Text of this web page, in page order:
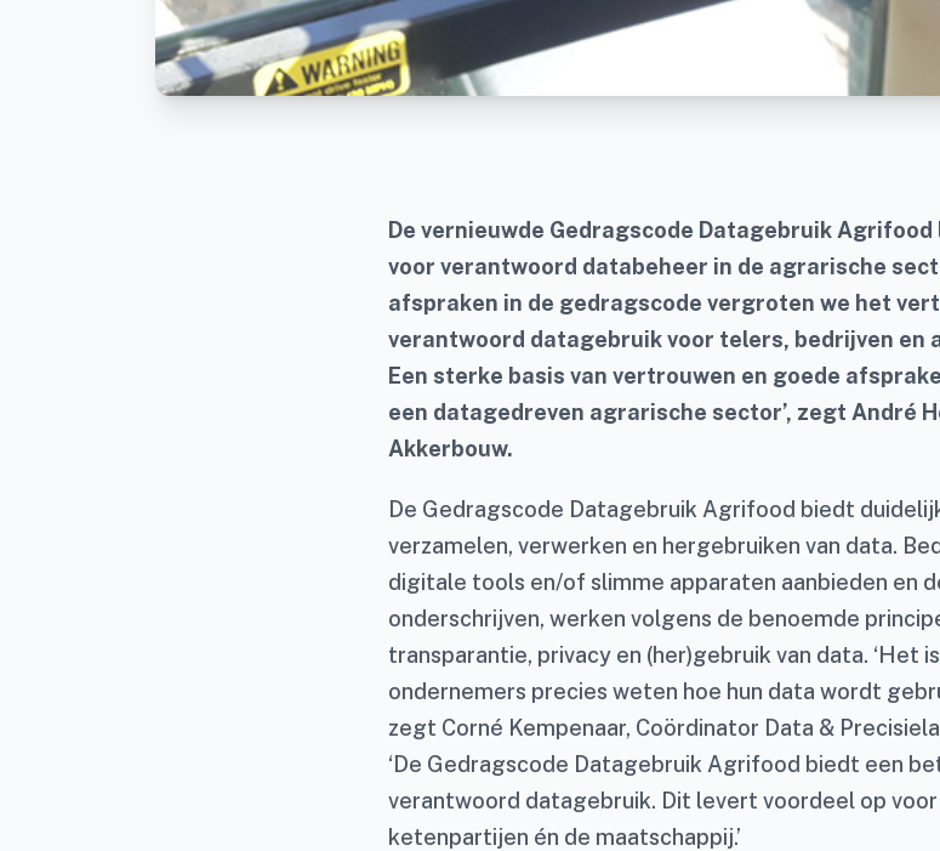
De vernieuwde Gedragscode Datagebruik
voor verantwoord databeheer in de agrarische
afspraken in de gedragscode vergroten we het
verantwoord datagebruik voor telers, bedrijven en
Een sterke basis van vertrouwen en goede
een datagedreven agrarische sector’, zegt André
Akkerbouw.
De Gedragscode Datagebruik Agrifood biedt
verzamelen, verwerken en hergebruiken van data.
digitale tools en/of slimme apparaten aanbieden en
onderschrijven, werken volgens de benoemde
transparantie, privacy en (her)gebruik van data. ‘Het
ondernemers precies weten hoe hun data wordt
zegt Corné Kempenaar, Coördinator Data &
‘De Gedragscode Datagebruik Agrifood biedt een
verantwoord datagebruik. Dit levert voordeel op
ketenpartijen én de maatschappij.’